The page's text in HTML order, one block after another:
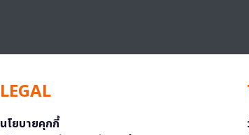
LEGAL
นโยบายคุกกี้